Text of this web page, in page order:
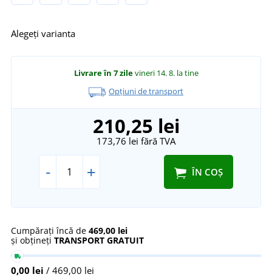
Alegeți varianta
Livrare în 7 zilevineri 14. 8. la tine
Opțiuni de transport
210,25 lei
173,76 lei fără TVA
- + ÎN COȘ
Cumpărați încă de 469,00 lei
și obțineți TRANSPORT GRATUIT
0,00 lei / 469,00 lei